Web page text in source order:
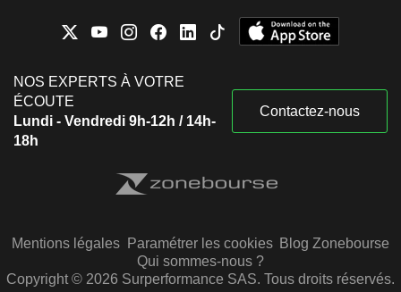
NOS EXPERTS À VOTRE
ÉCOUTE
Lundi - Vendredi 9h-12h / 14h-
18h
Contactez-nous
Mentions légales Paramétrer les cookies Blog Zonebourse
Qui sommes-nous ?
Copyright © 2026 Surperformance SAS. Tous droits réservés.